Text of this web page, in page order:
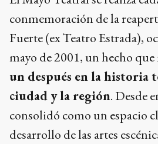
conmemoración de la
Fuerte (ex Teatro Estrada),
mayo de 2001, un hecho
un después en la historia
ciudad y la región. Desde
consolidó como un espacio
desarrollo de las artes